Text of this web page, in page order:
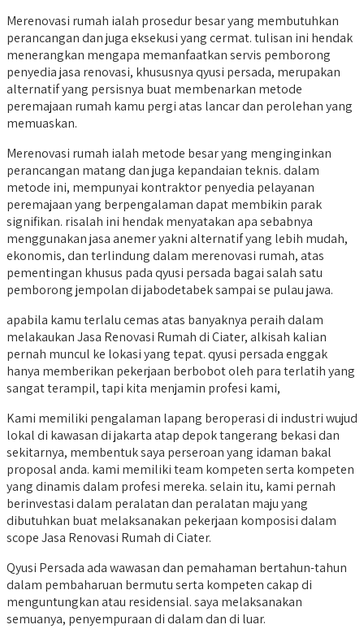
Merenovasi rumah ialah prosedur besar yang membutuhkan
perancangan dan juga eksekusi yang cermat. tulisan ini hendak
menerangkan mengapa memanfaatkan servis pemborong
penyedia jasa renovasi, khususnya qyusi persada, merupakan
alternatif yang persisnya buat membenarkan metode
peremajaan rumah kamu pergi atas lancar dan perolehan yang
memuaskan.
Merenovasi rumah ialah metode besar yang menginginkan
perancangan matang dan juga kepandaian teknis. dalam
metode ini, mempunyai kontraktor penyedia pelayanan
peremajaan yang berpengalaman dapat membikin parak
signifikan. risalah ini hendak menyatakan apa sebabnya
menggunakan jasa anemer yakni alternatif yang lebih mudah,
ekonomis, dan terlindung dalam merenovasi rumah, atas
pementingan khusus pada qyusi persada bagai salah satu
pemborong jempolan di jabodetabek sampai se pulau jawa.
apabila kamu terlalu cemas atas banyaknya peraih dalam
melakaukan Jasa Renovasi Rumah di Ciater, alkisah kalian
pernah muncul ke lokasi yang tepat. qyusi persada enggak
hanya memberikan pekerjaan berbobot oleh para terlatih yang
sangat terampil, tapi kita menjamin profesi kami,
Kami memiliki pengalaman lapang beroperasi di industri wujud
lokal di kawasan di jakarta atap depok tangerang bekasi dan
sekitarnya, membentuk saya perseroan yang idaman bakal
proposal anda. kami memiliki team kompeten serta kompeten
yang dinamis dalam profesi mereka. selain itu, kami pernah
berinvestasi dalam peralatan dan peralatan maju yang
dibutuhkan buat melaksanakan pekerjaan komposisi dalam
scope Jasa Renovasi Rumah di Ciater.
Qyusi Persada ada wawasan dan pemahaman bertahun-tahun
dalam pembaharuan bermutu serta kompeten cakap di
menguntungkan atau residensial. saya melaksanakan
semuanya, penyempuraan di dalam dan di luar.